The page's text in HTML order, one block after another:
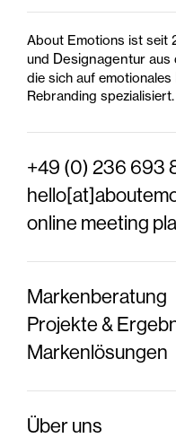
About Emotions ist seit
und Designagentur aus
die sich auf emotionales
Rebranding spezialisiert.
+49 (0) 236 693
online meeting
Markenberatung
Projekte &
Markenlösungen
Über uns